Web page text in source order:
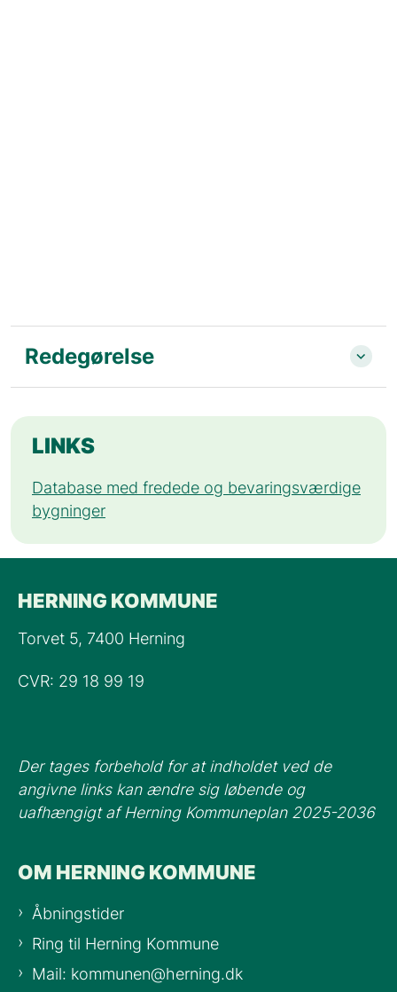
Redegørelse
LINKS
Database med fredede og bevaringsværdige
bygninger
HERNING KOMMUNE
Torvet 5, 7400 Herning
CVR: 29 18 99 19
Der tages forbehold for at indholdet ved de
angivne links kan ændre sig løbende og
uafhængigt af Herning Kommuneplan 2025-2036
OM HERNING KOMMUNE
Åbningstider
Ring til Herning Kommune
Mail: kommunen@herning.dk